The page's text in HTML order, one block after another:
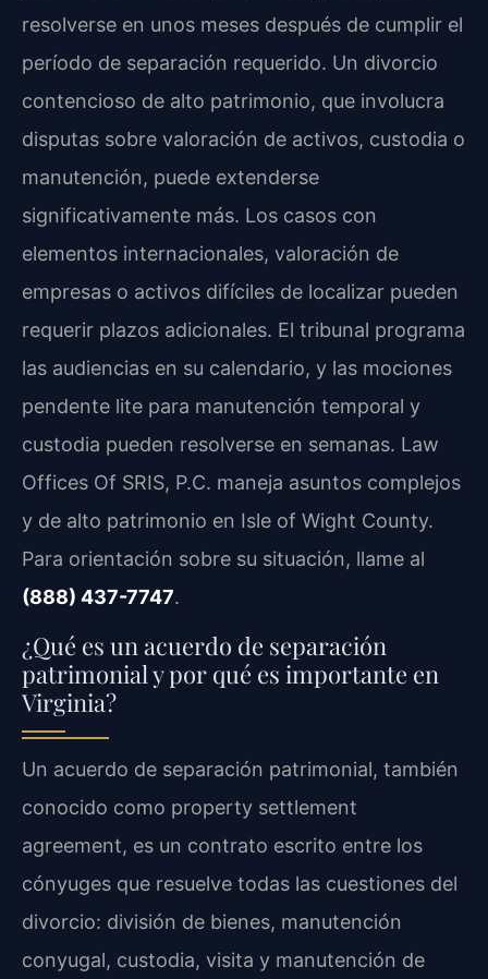
resolverse en unos meses después de cumplir el
período de separación requerido. Un divorcio
contencioso de alto patrimonio, que involucra
disputas sobre valoración de activos, custodia o
manutención, puede extenderse
significativamente más. Los casos con
elementos internacionales, valoración de
empresas o activos difíciles de localizar pueden
requerir plazos adicionales. El tribunal programa
las audiencias en su calendario, y las mociones
pendente lite para manutención temporal y
custodia pueden resolverse en semanas. Law
Offices Of SRIS, P.C. maneja asuntos complejos
y de alto patrimonio en Isle of Wight County.
Para orientación sobre su situación, llame al
(888) 437-7747.
¿Qué es un acuerdo de separación
patrimonial y por qué es importante en
Virginia?
Un acuerdo de separación patrimonial, también
conocido como property settlement
agreement, es un contrato escrito entre los
cónyuges que resuelve todas las cuestiones del
divorcio: división de bienes, manutención
conyugal, custodia, visita y manutención de